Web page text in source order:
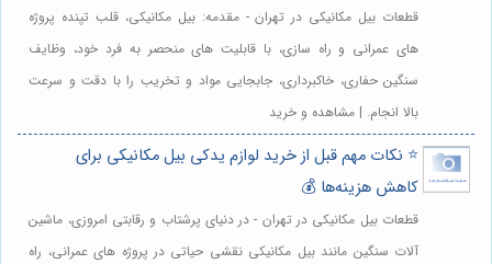
قطعات بیل مکانیکی در تهران - مقدمه: بیل مکانیکی، قلب تپنده پروژه
های عمرانی و راه سازی، با قابلیت های منحصر به فرد خود، وظایف
سنگین حفاری، خاکبرداری، جابجایی مواد و تخریب را با دقت و سرعت
بالا انجام. | مشاهده و خرید
⭐️ نکات مهم قبل از خرید لوازم یدکی بیل مکانیکی برای
کاهش هزینه‌ها 💰
قطعات بیل مکانیکی در تهران - در دنیای پرشتاب و رقابتی امروزی، ماشین
آلات سنگین مانند بیل مکانیکی نقشی حیاتی در پروژه های عمرانی، راه